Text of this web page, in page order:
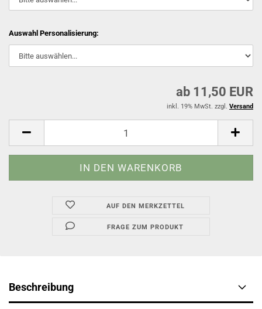
Auswahl Personalisierung:
ab 11,50 EUR
inkl. 19% MwSt. zzgl. Versand
AUF DEN MERKZETTEL
FRAGE ZUM PRODUKT
Beschreibung